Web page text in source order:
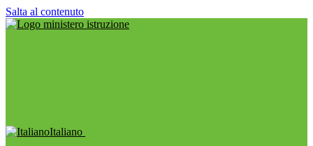
Salta al contenuto
Italiano